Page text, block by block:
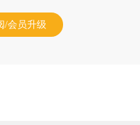
/会员升级